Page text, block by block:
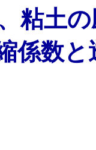
粘土の
係数